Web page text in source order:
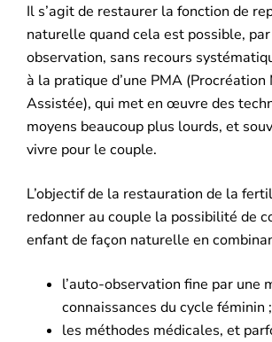
Il s’agit de restaurer la fonction de
naturelle quand cela est possible, par
observation, sans recours
à la pratique d’une PMA
Assistée), qui met en œuvre des
moyens beaucoup plus lourds, et
vivre pour le couple.
L’objectif de la restauration de la
redonner au couple la possibilité de
enfant de façon naturelle en
l’auto-observation fine par une
connaissances du cycle féminin ;
les méthodes médicales, et